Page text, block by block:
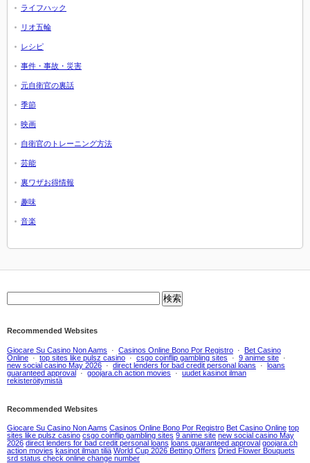
ライフハック
リオ五輪
レシピ
事件・事故・災害
元自衛官の裏話
季節
映画
自衛官のトレーニング方法
芸能
裏ワザお得情報
趣味
音楽
Recommended Websites
Giocare Su Casino Non Aams · Casinos Online Bono Por Registro · Bet Casino
Online · top sites like pulsz casino · csgo coinflip gambling sites · 9 anime site ·
new social casino May 2026 · direct lenders for bad credit personal loans · loans
guaranteed approval · goojara.ch action movies · uudet kasinot ilman
rekisteröitymistä
Recommended Websites
Giocare Su Casino Non Aams Casinos Online Bono Por Registro Bet Casino Online top
sites like pulsz casino csgo coinflip gambling sites 9 anime site new social casino May
2026 direct lenders for bad credit personal loans loans guaranteed approval goojara.ch
action movies kasinot ilman tiliä World Cup 2026 Betting Offers Dried Flower Bouquets
srd status check online change number